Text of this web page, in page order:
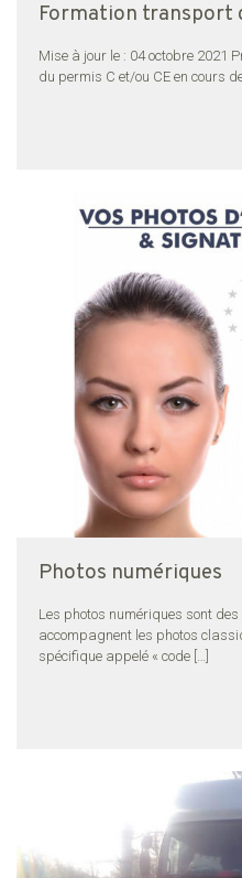
Formation transport
Mise à jour le : 04 octobre 2021
du permis C et/ou CE en cours
Photos numériques
Les photos numériques sont
accompagnent les photos
spécifique appelé « code […]